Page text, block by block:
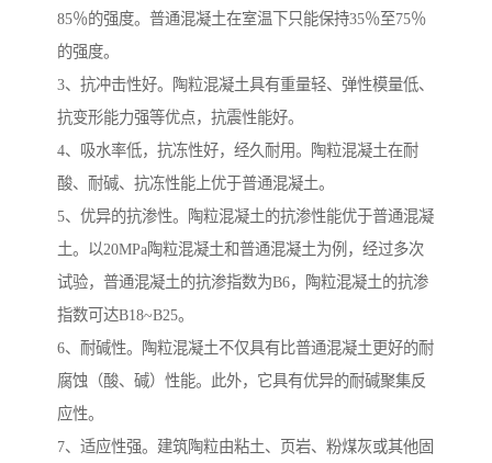
85％的强度。普通混凝土在室温下只能保持35％至75％
的强度。
3、抗冲击性好。陶粒混凝土具有重量轻、弹性模量低、
抗变形能力强等优点，抗震性能好。
4、吸水率低，抗冻性好，经久耐用。陶粒混凝土在耐
酸、耐碱、抗冻性能上优于普通混凝土。
5、优异的抗渗性。陶粒混凝土的抗渗性能优于普通混凝
土。以20MPa陶粒混凝土和普通混凝土为例，经过多次
试验，普通混凝土的抗渗指数为B6，陶粒混凝土的抗渗
指数可达B18~B25。
6、耐碱性。陶粒混凝土不仅具有比普通混凝土更好的耐
腐蚀（酸、碱）性能。此外，它具有优异的耐碱聚集反
应性。
7、适应性强。建筑陶粒由粘土、页岩、粉煤灰或其他固